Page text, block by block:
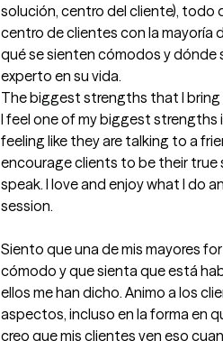
solución, centro del cliente), todo
centro de clientes con la mayoría
qué se sienten cómodos y dónde
experto en su vida.
The biggest strengths that I bring
I feel one of my biggest
feeling like they are talking to a
encourage clients to be their true
speak. I love and enjoy what I do
session.
Siento que una de mis mayores
cómodo y que sienta que está
ellos me han dicho. Animo a los
aspectos, incluso en la forma en
creo que mis clientes ven eso